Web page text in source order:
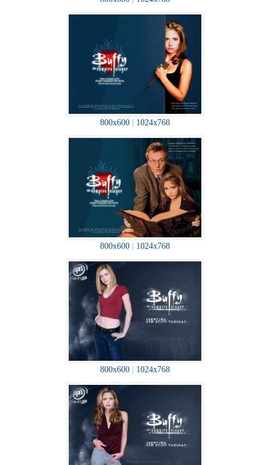
800x600 1024x768
800x600 1024x768
800x600 1024x768